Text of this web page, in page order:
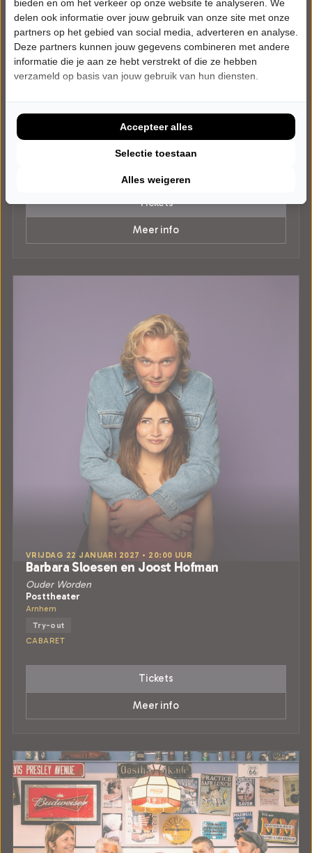
Jeroens Clan
Posttheater
Tickets
Meer info
VRIJDAG 22 JANUARI 2027 • 20:00 UUR
Barbara Sloesen en Joost Hofman
Ouder Worden
Posttheater
Arnhem
Try-out
CABARET
Tickets
Meer info
bieden en om het verkeer op onze website te analyseren. We
delen ook informatie over jouw gebruik van onze site met onze
partners op het gebied van social media, adverteren en analyse.
Deze partners kunnen jouw gegevens combineren met andere
informatie die je aan ze hebt verstrekt of die ze hebben
verzameld op basis van jouw gebruik van hun diensten.
Alles weigeren
Selectie toestaan
Accepteer alles